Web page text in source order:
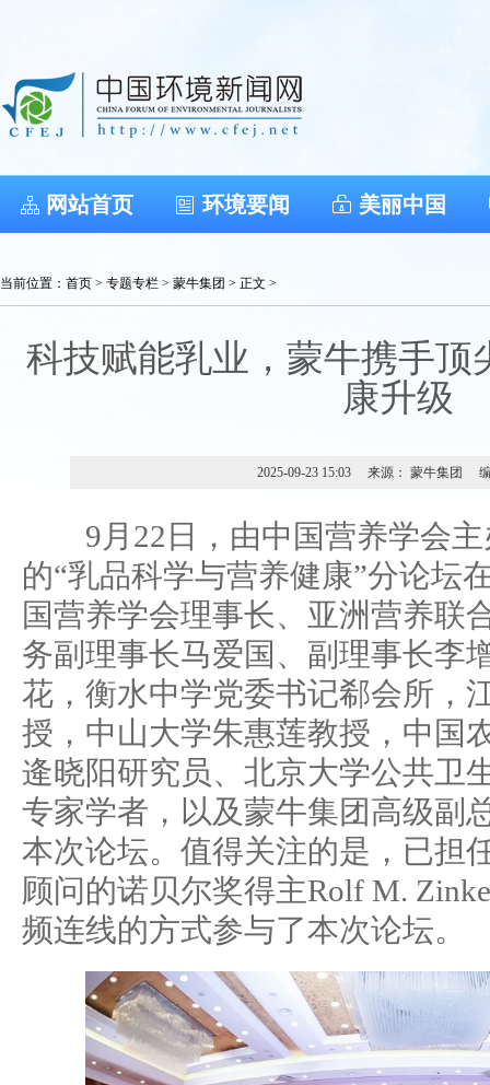
网站首页 环境要闻 美丽中国
当前位置： 首页 > 专题专栏 > 蒙牛集团 > 正文 >
科技赋能乳业，蒙牛携手顶
康升级
2025-09-23 15:03 来源： 蒙牛集团
9月22日，由中国营养学会主
的“乳品科学与营养健康”分论坛
国营养学会理事长、亚洲营养联
务副理事长马爱国、副理事长李
花，衡水中学党委书记郗会所，
授，中山大学朱惠莲教授，中国
逄晓阳研究员、北京大学公共卫
专家学者，以及蒙牛集团高级副
本次论坛。值得关注的是，已担
顾问的诺贝尔奖得主Rolf M.
频连线的方式参与了本次论坛。